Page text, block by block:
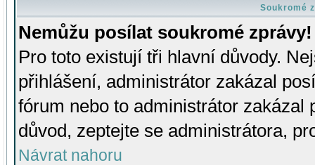
Soukromé
Nemůžu posílat soukromé zprávy!
Pro toto existují tři hlavní důvody.
přihlášení, administrátor zakázal
fórum nebo to administrátor zakázal
důvod, zeptejte se administrátora,
Návrat nahoru